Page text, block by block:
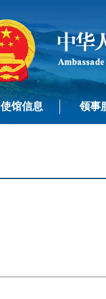
使馆信息 领事